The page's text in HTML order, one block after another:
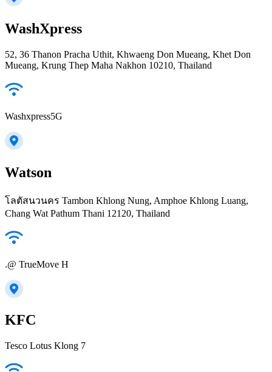
WashXpress
52, 36 Thanon Pracha Uthit, Khwaeng Don Mueang, Khet Don
Mueang, Krung Thep Maha Nakhon 10210, Thailand
Washxpress5G
Watson
โลตัสนวนคร Tambon Khlong Nung, Amphoe Khlong Luang,
Chang Wat Pathum Thani 12120, Thailand
.@ TrueMove H
KFC
Tesco Lotus Klong 7